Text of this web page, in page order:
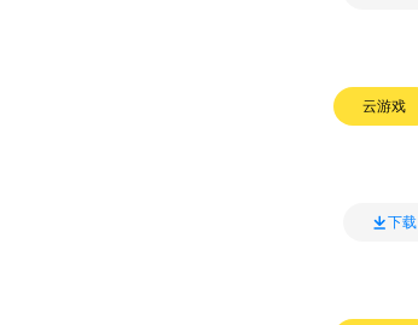
云游戏
下载